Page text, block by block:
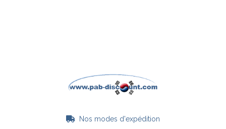
 Nos modes d'expédition